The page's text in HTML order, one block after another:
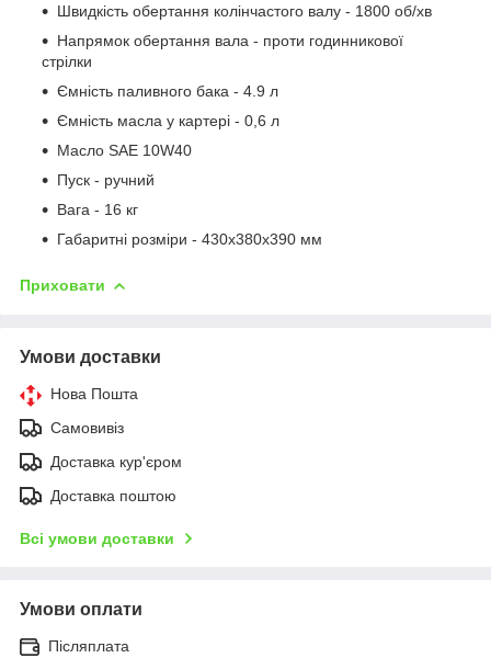
Швидкість обертання колінчастого валу - 1800 об/хв
Напрямок обертання вала - проти годинникової
стрілки
Ємність паливного бака - 4.9 л
Ємність масла у картері - 0,6 л
Масло SAE 10W40
Пуск - ручний
Вага - 16 кг
Габаритні розміри - 430х380х390 мм
Приховати
Умови доставки
Нова Пошта
Самовивіз
Доставка кур'єром
Доставка поштою
Всі умови доставки
Умови оплати
Післяплата